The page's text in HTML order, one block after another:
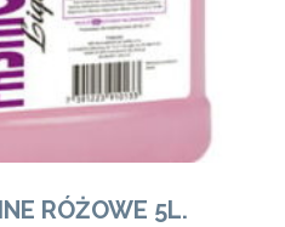
RÓŻOWE 5L.